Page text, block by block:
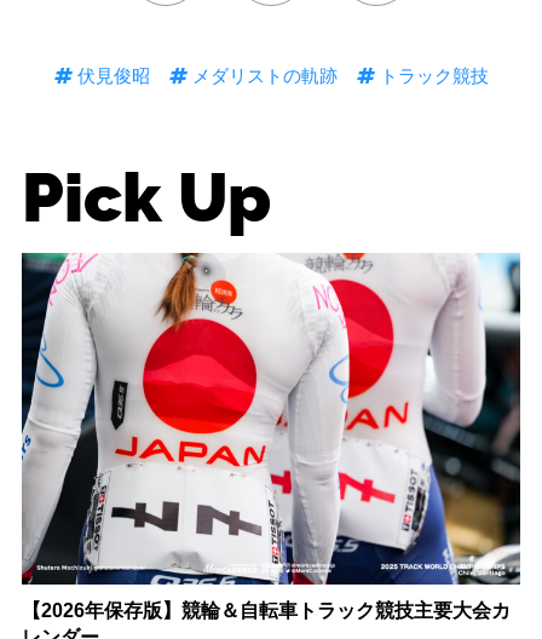
伏見俊昭 メダリストの軌跡 トラック競技
Pick Up
【2026年保存版】競輪＆自転車トラック競技主要大会カ